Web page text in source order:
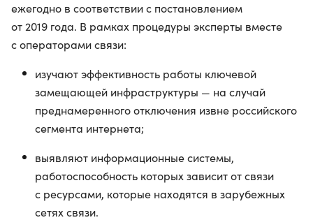
ежегодно в соответствии с постановлением
от 2019 года. В рамках процедуры эксперты вместе
с операторами связи:
изучают эффективность работы ключевой
замещающей инфраструктуры — на случай
преднамеренного отключения извне российского
сегмента интернета;
выявляют информационные системы,
работоспособность которых зависит от связи
с ресурсами, которые находятся в зарубежных
сетях связи.